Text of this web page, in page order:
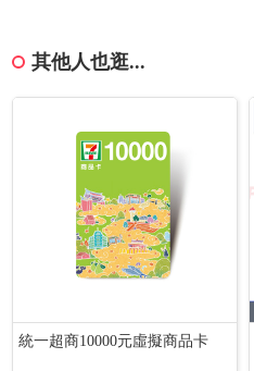
其他人也逛...
統一超商10000元虛擬商品卡